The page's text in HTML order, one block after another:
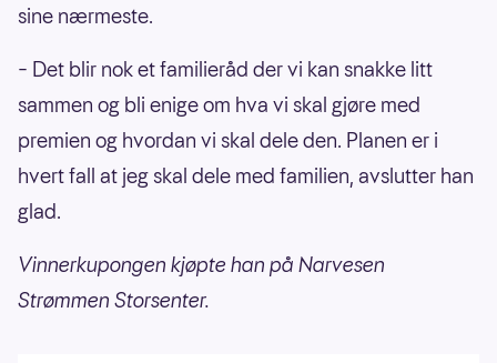
sine nærmeste.
– Det blir nok et familieråd der vi kan snakke litt
sammen og bli enige om hva vi skal gjøre med
premien og hvordan vi skal dele den. Planen er i
hvert fall at jeg skal dele med familien, avslutter han
glad.
Vinnerkupongen kjøpte han på Narvesen
Strømmen Storsenter.